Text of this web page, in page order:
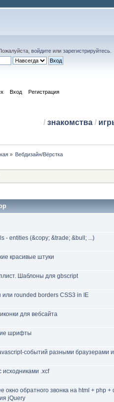
войдите или зарегистрируйтесь
Вход Регистрация
/ знакомства/
» Вебдизайн/Вёрстка
- entities (&copy; &trade; &bull; ...)
красивые штуки
Шаблоны для gbscript
или rounded borders CSS3 in IE
для вебсайта
шрифты
событий разными браузерами
исходниками .xcf
окно обратного звонка на html + php +
jQuery